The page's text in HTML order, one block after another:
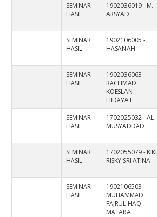
SEMINAR
HASIL
1902036019 - M.
ARSYAD
SEMINAR
HASIL
1902106005 -
HASANAH
SEMINAR
HASIL
1902036063 -
RACHMAD
KOESLAN
HIDAYAT
SEMINAR
HASIL
1702025032 - AL
MUSYADDAD
SEMINAR
HASIL
1702055079 - KIKI
RISKY SRI ATINA
SEMINAR
HASIL
1902106503 -
MUHAMMAD
FAJRUL HAQ
MATARA